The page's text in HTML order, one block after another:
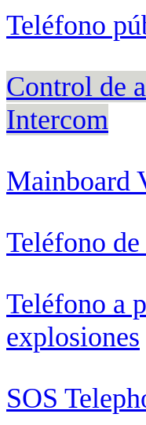
Teléfono
Control de
Intercom
Mainboard
Teléfono
Teléfono a
explosiones
SOS